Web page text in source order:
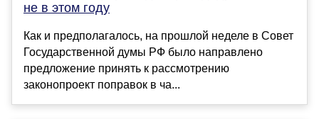
не в этом году
Как и предполагалось, на прошлой неделе в Совет
Государственной думы РФ было направлено
предложение принять к рассмотрению
законопроект поправок в ча...